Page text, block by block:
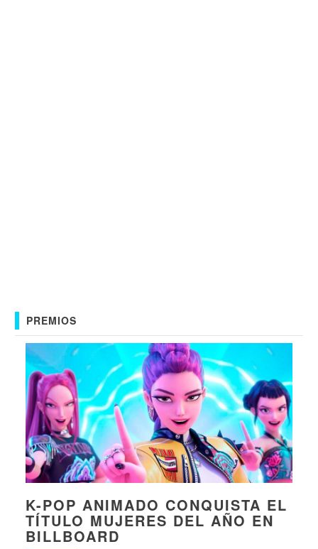
PREMIOS
K-POP ANIMADO CONQUISTA EL
TÍTULO MUJERES DEL AÑO EN
BILLBOARD